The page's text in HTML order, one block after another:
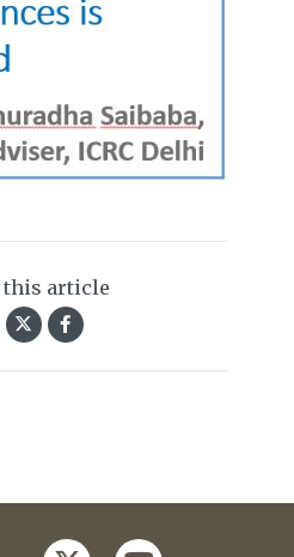
this article